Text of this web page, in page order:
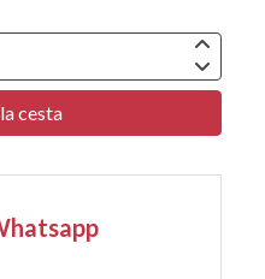
cesta